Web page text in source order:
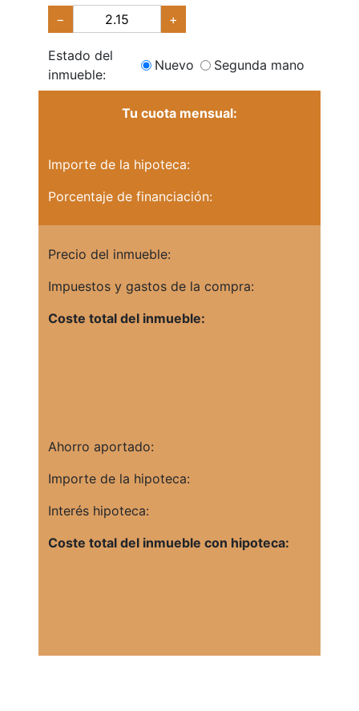
−
+
Estado del
inmueble:
Nuevo Segunda mano
Tu cuota mensual:
Importe de la hipoteca:
Porcentaje de financiación:
Precio del inmueble:
Impuestos y gastos de la compra:
Coste total del inmueble:
Ahorro aportado:
Importe de la hipoteca:
Interés hipoteca:
Coste total del inmueble con hipoteca: